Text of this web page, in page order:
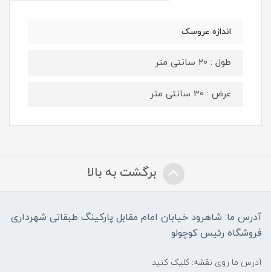
اندازه عروسک
طول : 20 سانتی متر
عرض : 30 سانتی متر
برگشت به بالا
آدرس ما: شاهرود خیابان امام مقابل پارکینگ طبقاتی شهرداری
فروشگاه رئیس کوچولو
آدرس ما روی نقشه: کلیک کنید